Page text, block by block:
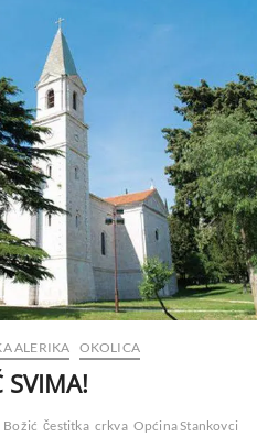
ALERIKA OKOLICA
SVIMA!
Božić čestitka crkva Općina Stankovci